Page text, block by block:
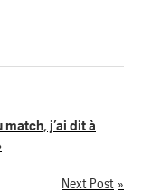
match, j’ai dit à
Next Post